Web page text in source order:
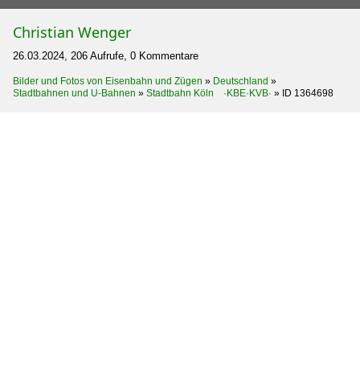
Christian Wenger
26.03.2024, 206 Aufrufe, 0 Kommentare
Bilder und Fotos von Eisenbahn und Zügen » Deutschland »
Stadtbahnen und U-Bahnen » Stadtbahn Köln ·KBE·KVB· » ID 1364698